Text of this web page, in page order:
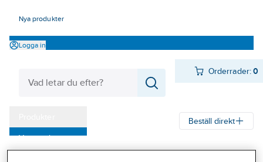
Nya produkter
Logga in
Orderrader:0
Varumärken
Beställ direkt